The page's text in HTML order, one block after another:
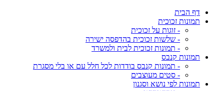
דף הבית
תמונות זכוכית
- זוגות על זכוכית
- שלשות זכוכית בהדפסה ישירה
- תמונות זכוכית לבית ולמשרד
תמונות קנבס
- תמונות קנבס בודדות לכל חלל עם או בלי מסגרת
- סטים מעוצבים
תמונות לפי נושא וסגנון